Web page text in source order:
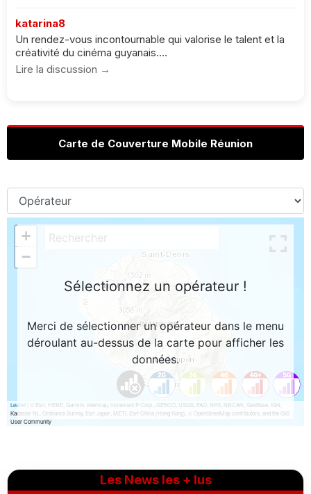
katarina8
Un rendez-vous incontournable qui valorise le talent et la
créativité du cinéma guyanais....
Lire la discussion →
Carte de Couverture Mobile Réunion
Les News les + lus